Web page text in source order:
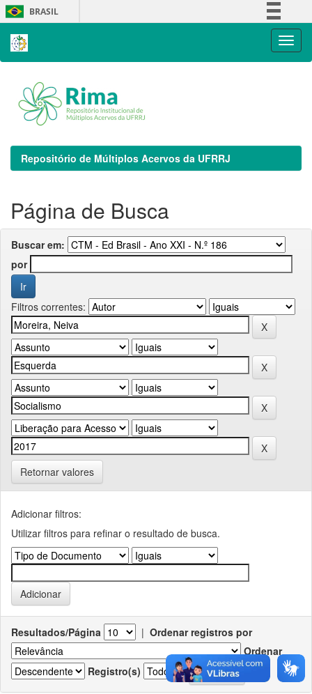
Skip
navigation
BRASIL
Repositório de Múltiplos Acervos da UFRRJ
Página de Busca
Buscar em:
por
Filtros correntes:
Retornar valores
Adicionar filtros:
Utilizar filtros para refinar o resultado de busca.
Resultados/Página | Ordenar registros por
Ordenar
Registro(s)